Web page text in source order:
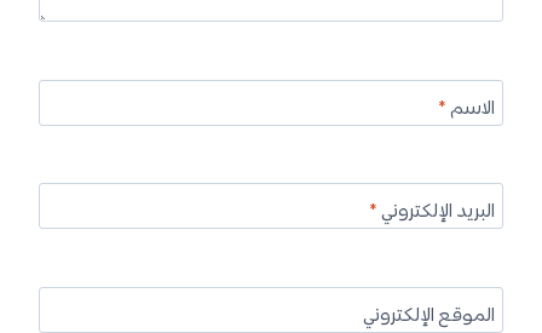
الاسم*
البريد الإلكتروني*
الموقع الإلكتروني